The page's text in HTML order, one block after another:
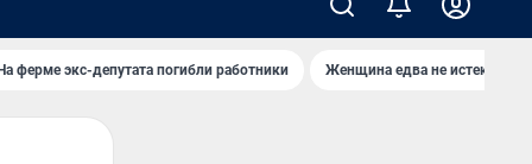
ферме экс-депутата погибли работники Женщина едва не истекла